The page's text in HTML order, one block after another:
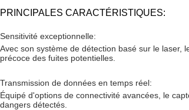
PRINCIPALES CARACTÉRISTIQUES:
Sensitivité exceptionnelle:
Avec son système de détection basé sur le laser,
précoce des fuites potentielles.
Transmission de données en temps réel:
Équipé d'options de connectivité avancées, le
dangers détectés.